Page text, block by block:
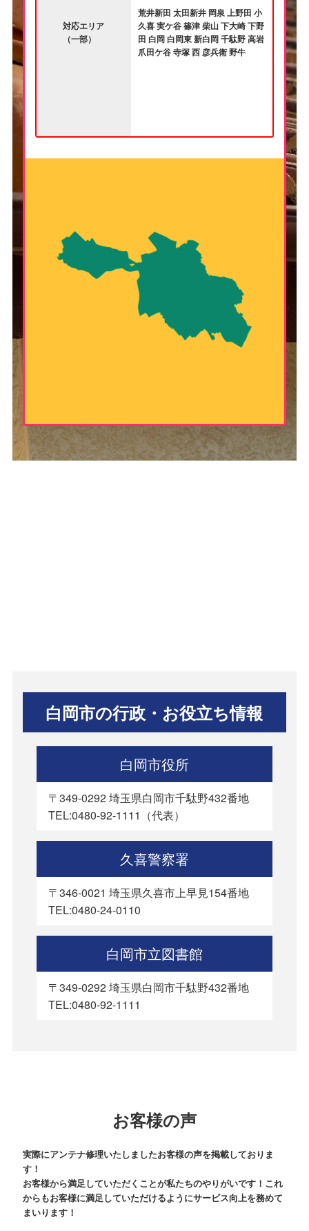
対応エリア
（一部）
荒井新田 太田新井 岡泉 上野田 小
久喜 実ケ谷 篠津 柴山 下大崎 下野
田 白岡 白岡東 新白岡 千駄野 高岩
爪田ケ谷 寺塚 西 彦兵衛 野牛
白岡市の行政・お役立ち情報
白岡市役所
〒349-0292 埼玉県白岡市千駄野432番地
TEL:0480-92-1111（代表）
久喜警察署
〒346-0021 埼玉県久喜市上早見154番地
TEL:0480-24-0110
白岡市立図書館
〒349-0292 埼玉県白岡市千駄野432番地
TEL:0480-92-1111
お客様の声
実際にアンテナ修理いたしましたお客様の声を掲載しておりま
す！
お客様から満足していただくことが私たちのやりがいです！これ
からもお客様に満足していただけるようにサービス向上を務めて
まいります！